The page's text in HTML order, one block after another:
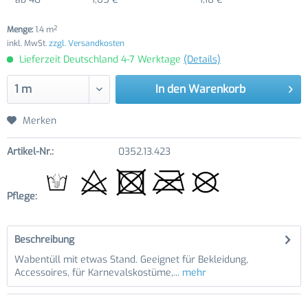
Menge:1.4 m²
inkl. MwSt.zzgl. Versandkosten
Lieferzeit Deutschland 4-7 Werktage (Details)
In den Warenkorb
Merken
Artikel-Nr.: 0352.13.423
Pflege:
Beschreibung
Wabentüll mit etwas Stand. Geeignet für Bekleidung,
Accessoires, für Karnevalskostüme,... mehr